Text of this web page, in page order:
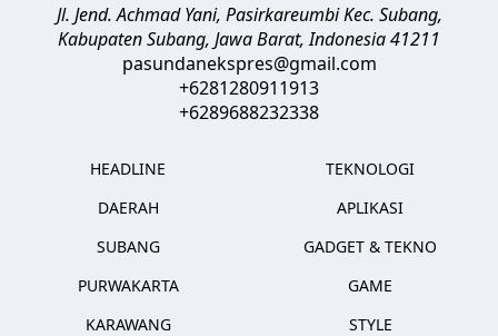
Jl. Jend. Achmad Yani, Pasirkareumbi Kec. Subang,
Kabupaten Subang, Jawa Barat,Indonesia41211
pasundanekspres@gmail.com
+6281280911913
+6289688232338
HEADLINE
DAERAH
SUBANG
PURWAKARTA
KARAWANG
TEKNOLOGI
APLIKASI
GADGET & TEKNO
GAME
STYLE